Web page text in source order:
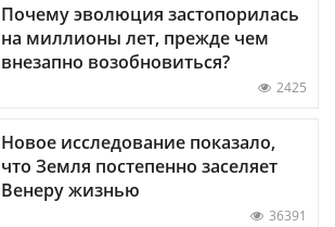
Почему эволюция застопорилась
на миллионы лет, прежде чем
внезапно возобновиться?
2425
Новое исследование показало,
что Земля постепенно заселяет
Венеру жизнью
36391